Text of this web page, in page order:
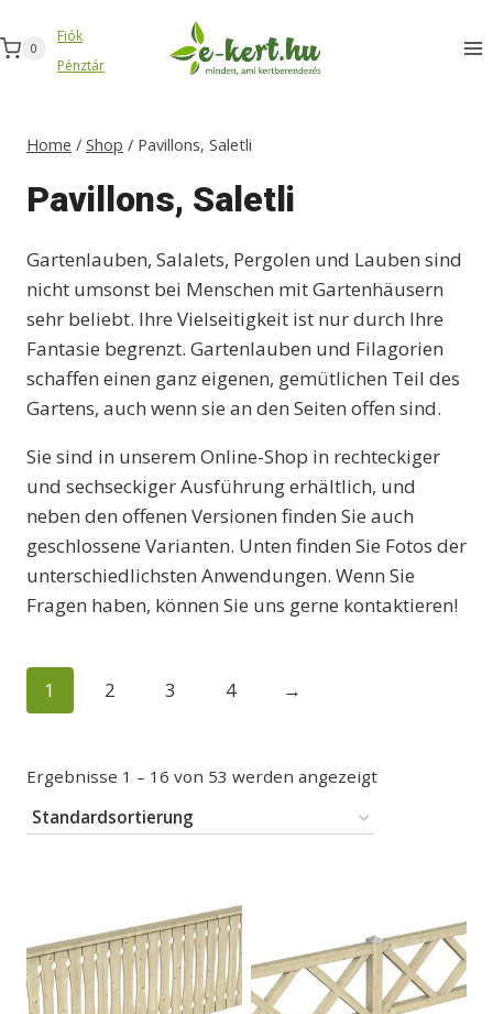
Inhalt
springen
0
Fiók
Pénztár
Home / Shop / Pavillons, Saletli
Pavillons, Saletli
Gartenlauben, Salalets, Pergolen und Lauben sind
nicht umsonst bei Menschen mit Gartenhäusern
sehr beliebt. Ihre Vielseitigkeit ist nur durch Ihre
Fantasie begrenzt. Gartenlauben und Filagorien
schaffen einen ganz eigenen, gemütlichen Teil des
Gartens, auch wenn sie an den Seiten offen sind.
Sie sind in unserem Online-Shop in rechteckiger
und sechseckiger Ausführung erhältlich, und
neben den offenen Versionen finden Sie auch
geschlossene Varianten. Unten finden Sie Fotos der
unterschiedlichsten Anwendungen. Wenn Sie
Fragen haben, können Sie uns gerne kontaktieren!
1 2 3 4 →
Ergebnisse 1 – 16 von 53 werden angezeigt